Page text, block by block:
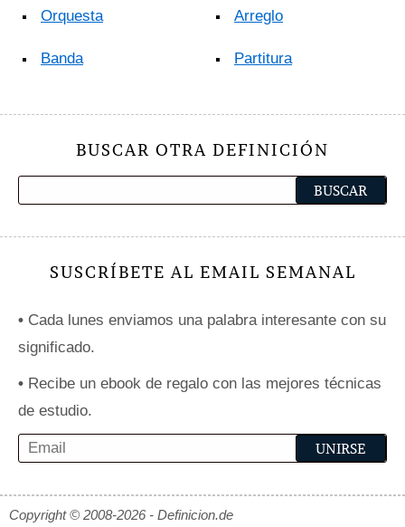
Orquesta
Banda
Arreglo
Partitura
BUSCAR OTRA DEFINICIÓN
SUSCRÍBETE AL EMAIL SEMANAL
• Cada lunes enviamos una palabra interesante con su
significado.
• Recibe un ebook de regalo con las mejores técnicas
de estudio.
Copyright © 2008-2026 - Definicion.de